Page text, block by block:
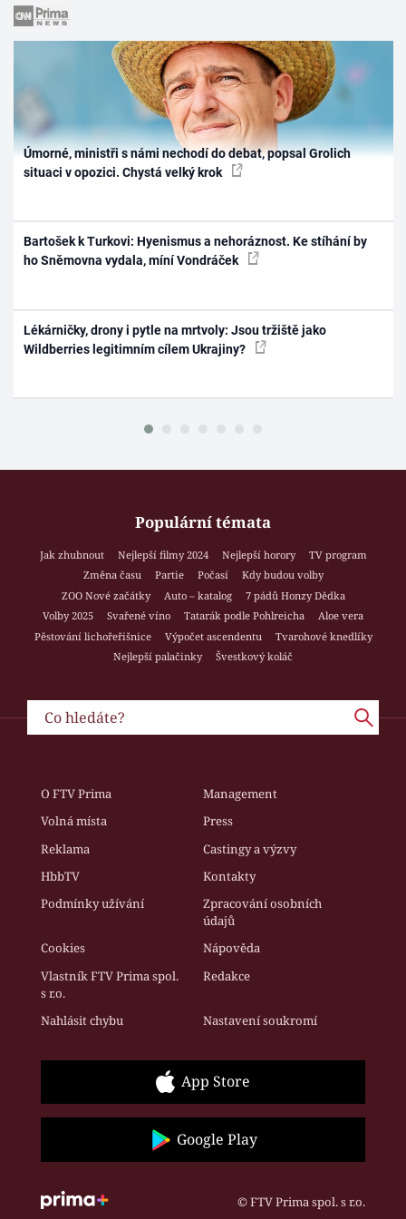
Úmorné, ministři s námi nechodí do debat, popsal Grolich
situaci v opozici. Chystá velký krok
Bartošek k Turkovi: Hyenismus a nehoráznost. Ke stíhání by
ho Sněmovna vydala, míní Vondráček
Lékárničky, drony i pytle na mrtvoly: Jsou tržiště jako
Wildberries legitimním cílem Ukrajiny?
Populární témata
Jak zhubnout Nejlepší filmy 2024 Nejlepší horory
TV program
Změna času
Partie Počasí
Kdy budou volby
ZOO Nové začátky
Auto – katalog
7 pádů Honzy Dědka
Volby 2025
Svařené víno Tatarák podle Pohlreicha
Aloe vera
Pěstování lichořeřišnice
Výpočet ascendentu
Tvarohové knedlíky
Nejlepší palačinky
Švestkový koláč
O FTV Prima
Management
Volná místa
Press
Reklama
Castingy a výzvy
HbbTV
Kontakty
Podmínky užívání
Zpracování osobních
údajů
Cookies
Nápověda
Vlastník FTV Prima spol.
s r.o.
Redakce
Nahlásit chybu Nastavení soukromí
App Store
Google Play
© FTV Prima spol. s r.o.